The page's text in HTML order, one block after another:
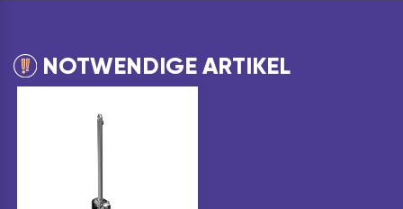
NOTWENDIGE ARTIKEL